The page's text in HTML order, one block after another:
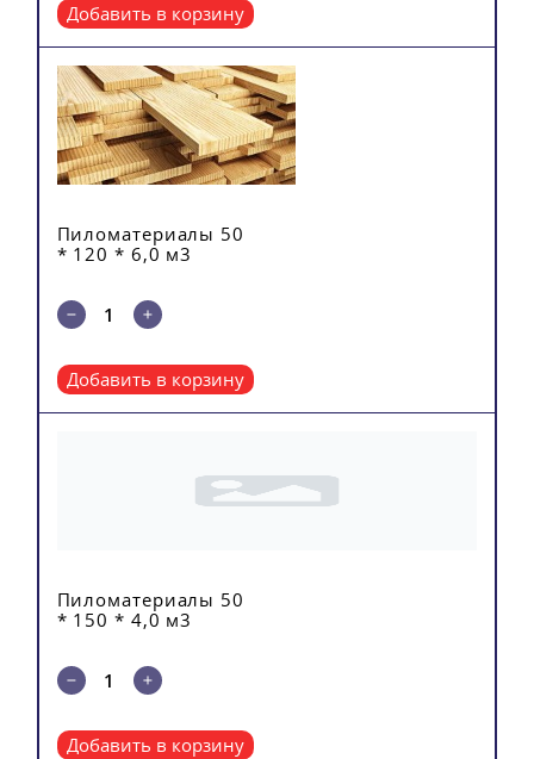
Добавить в корзину
Пиломатериалы 50
* 120 * 6,0 м3
Добавить в корзину
Пиломатериалы 50
* 150 * 4,0 м3
Добавить в корзину